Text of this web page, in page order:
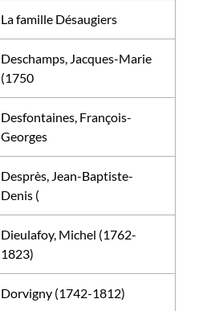
La famille Désaugiers
Deschamps, Jacques-Marie
(1750
Desfontaines, François-
Georges
Desprès, Jean-Baptiste-
Denis (
Dieulafoy, Michel (1762-
1823)
Dorvigny (1742-1812)